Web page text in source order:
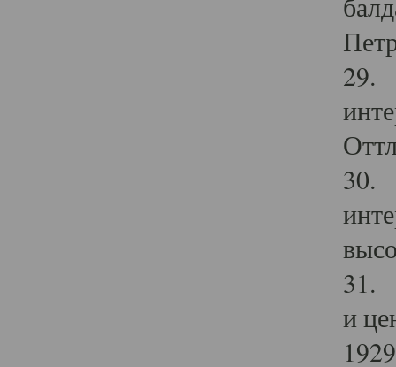
29.
30.
31.
и